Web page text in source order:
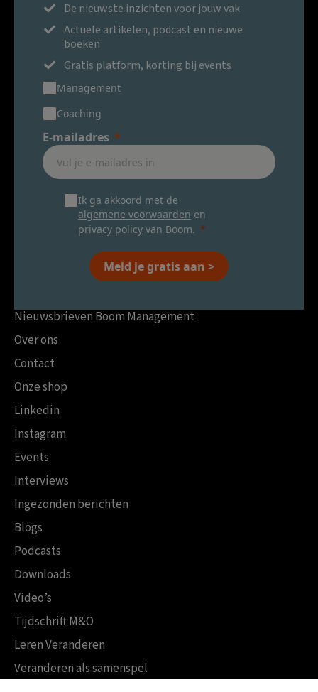
De nieuwste inzichten voor jouw vak
Actuele artikelen, podcast en nieuwe
boeken
Gratis platform, korting bij events
Management
Coaching
E-mailadres
Ik ga akkoord met de
algemene voorwaarden en
privacy policy van Boom.
Meld je gratis aan >
Nieuwsbrieven Boom Management
Over ons
Contact
Onze shop
Linkedin
Instagram
Events
Interviews
Ingezonden berichten
Blogs
Podcasts
Downloads
Video’s
Tijdschrift M&O
Leren Veranderen
Veranderen als samenspel